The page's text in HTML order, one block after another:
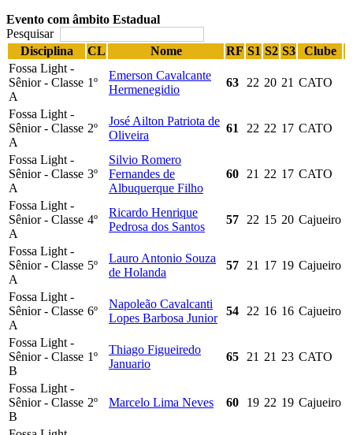
Evento com âmbito Estadual
Pesquisar
Disciplina
CL Nome RF S1 S2 S3
Clube
Fossa Light -
Sênior - Classe
A
1º
Emerson Cavalcante
Hermenegidio
63 22 20 21 CATO
Fossa Light -
Sênior - Classe
A
2º
José Ailton Patriota de
Oliveira
61 22 22 17 CATO
Fossa Light -
Sênior - Classe
A
3º
Silvio Romero
Fernandes de
Albuquerque Filho
60 21 22 17 CATO
Fossa Light -
Sênior - Classe
A
4º
Ricardo Henrique
Pedrosa dos Santos
57 22 15 20 Cajueiro
Fossa Light -
Sênior - Classe
A
5º
Lauro Antonio Souza
de Holanda
57 21 17 19 Cajueiro
Fossa Light -
Sênior - Classe
A
6º
Napoleão Cavalcanti
Lopes Barbosa Junior
54 22 16 16 Cajueiro
Fossa Light -
Sênior - Classe
B
1º
Thiago Figueiredo
Januario
65 21 21 23 CATO
Fossa Light -
Sênior - Classe
B
2º Marcelo Lima Neves 60 19 22 19 Cajueiro